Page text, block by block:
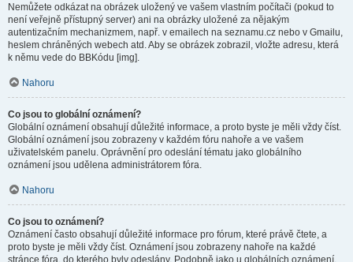
Nemůžete odkázat na obrázek uložený ve vašem vlastním počítači (pokud to
není veřejně přístupný server) ani na obrázky uložené za nějakým
autentizačním mechanizmem, např. v emailech na seznamu.cz nebo v Gmailu,
heslem chráněných webech atd. Aby se obrázek zobrazil, vložte adresu, která
k němu vede do BBKódu [img].
Nahoru
Co jsou to globální oznámení?
Globální oznámení obsahují důležité informace, a proto byste je měli vždy číst.
Globální oznámení jsou zobrazeny v každém fóru nahoře a ve vašem
uživatelském panelu. Oprávnění pro odeslání tématu jako globálního
oznámení jsou udělena administrátorem fóra.
Nahoru
Co jsou to oznámení?
Oznámení často obsahují důležité informace pro fórum, které právě čtete, a
proto byste je měli vždy číst. Oznámení jsou zobrazeny nahoře na každé
stránce fóra, do kterého byly odeslány. Podobně jako u globálních oznámení,